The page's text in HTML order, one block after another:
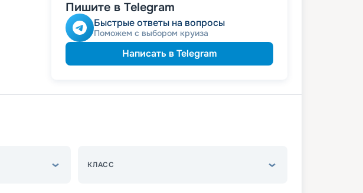
Пишите в Telegram
Быстрые ответы на вопросы
Поможем с выбором круиза
Написать в Telegram
КЛАСС